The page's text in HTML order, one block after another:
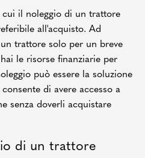
il noleggio di un trattore
all'acquisto. Ad
trattore solo per un breve
le risorse finanziarie per
può essere la soluzione
di avere accesso a
senza doverli acquistare
di un trattore